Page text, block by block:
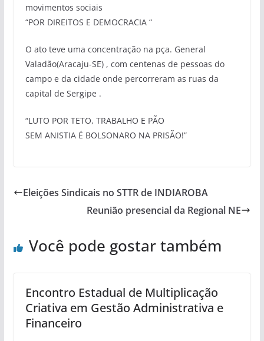
movimentos sociais
“POR DIREITOS E DEMOCRACIA “
O ato teve uma concentração na pça. General
Valadão(Aracaju-SE) , com centenas de pessoas do
campo e da cidade onde percorreram as ruas da
capital de Sergipe .
“LUTO POR TETO, TRABALHO E PÃO
SEM ANISTIA É BOLSONARO NA PRISÃO!”
Eleições Sindicais no STTR de INDIAROBA
Reunião presencial da Regional NE
Você pode gostar também
Encontro Estadual de Multiplicação
Criativa em Gestão Administrativa e
Financeiro